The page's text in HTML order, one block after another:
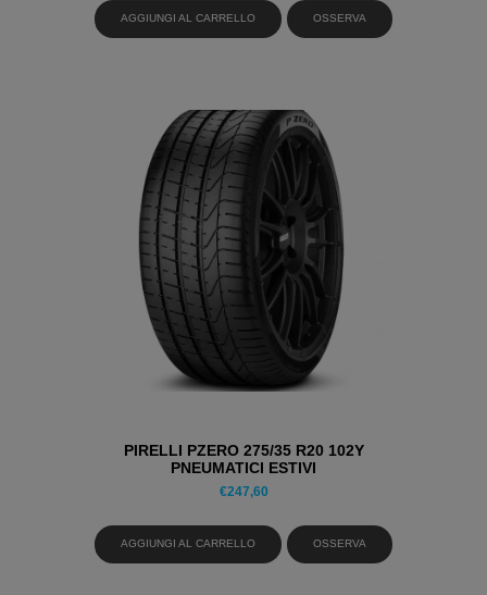
AGGIUNGI AL CARRELLO OSSERVA
PIRELLI PZERO 275/35 R20 102Y
PNEUMATICI ESTIVI
€247,60
AGGIUNGI AL CARRELLO OSSERVA